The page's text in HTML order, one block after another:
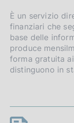
È un servizio
finanziari che
base delle
produce
forma gratuita
distinguono in